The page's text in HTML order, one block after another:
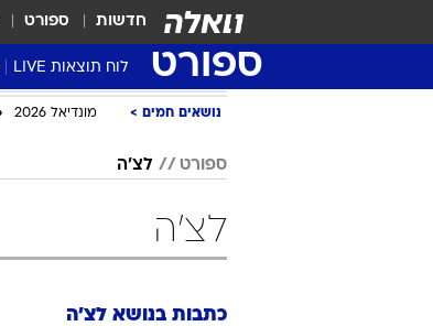
חדשות ספורט
ספורט לוח תוצאות LIVE
נושאים חמים מונדיאל 2026
ספורט לצ'ה
לצ'ה
כתבות בנושא לצ'ה